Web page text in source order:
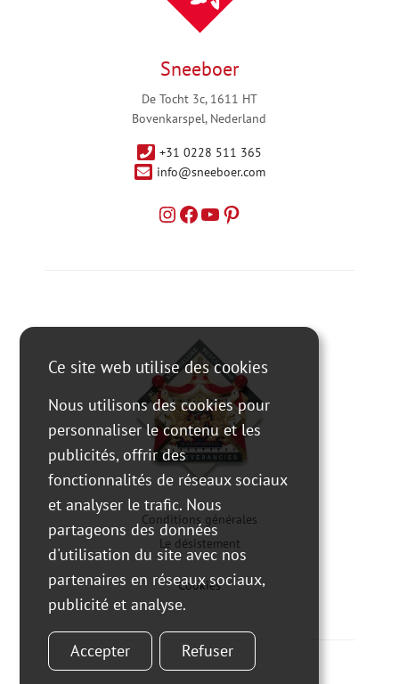
Sneeboer
De Tocht 3c, 1611 HT
Bovenkarspel, Nederland
+31 0228 511 365
info@sneeboer.com
Conditions générales
Le désistement
Cookies
Ce site web utilise des cookies
Nous utilisons des cookies pour
personnaliser le contenu et les
publicités, offrir des
fonctionnalités de réseaux sociaux
et analyser le trafic. Nous
partageons des données
d'utilisation du site avec nos
partenaires en réseaux sociaux,
publicité et analyse.
Accepter Refuser